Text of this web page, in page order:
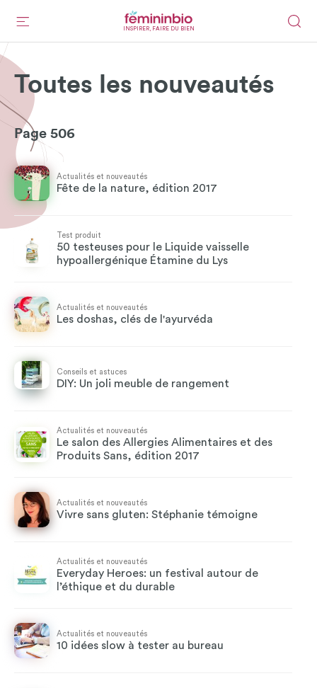
INSPIRER, FAIRE DU BIEN
Toutes les nouveautés
Page 506
Actualités et nouveautés
Fête de la nature, édition 2017
Test produit
50 testeuses pour le Liquide vaisselle
hypoallergénique Étamine du Lys
Actualités et nouveautés
Les doshas, clés de l'ayurvéda
Conseils et astuces
DIY: Un joli meuble de rangement
Actualités et nouveautés
Le salon des Allergies Alimentaires et des
Produits Sans, édition 2017
Actualités et nouveautés
Vivre sans gluten: Stéphanie témoigne
Actualités et nouveautés
Everyday Heroes: un festival autour de
l’éthique et du durable
Actualités et nouveautés
10 idées slow à tester au bureau